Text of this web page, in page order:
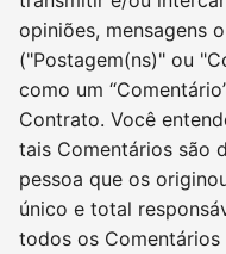
opiniões, mensagens
("Postagem(ns)" ou
como um
Contrato. Você
tais Comentários são
pessoa que os
único e total
todos os